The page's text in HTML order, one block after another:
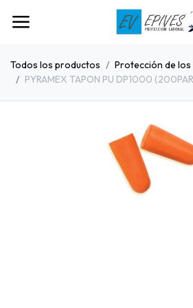
Todos los productos
Protección de los
PYRAMEX TAPON PU DP1000